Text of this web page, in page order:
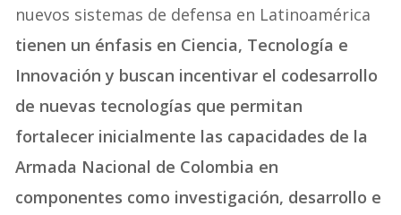
nuevos sistemas de defensa en Latinoamérica
tienen un énfasis en Ciencia, Tecnología e
Innovación y buscan incentivar el codesarrollo
de nuevas tecnologías que permitan
fortalecer inicialmente las capacidades de la
Armada Nacional de Colombia en
componentes como investigación, desarrollo e